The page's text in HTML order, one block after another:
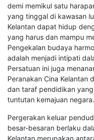
demi memikul satu
yang tinggal di kawasan
Kelantan dapat hidup
yang harus dan mampu
Pengekalan budaya
adalah menjadi intipati
Persatuan ini juga
Peranakan Cina
dan taraf pendidikan
tuntutan kemajuan negara.
Pergerakan keluar
besar-besaran berlaku
Kelantan merupakan